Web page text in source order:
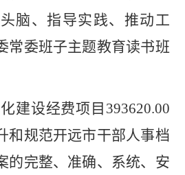
脑、指导实践、推动工
常委班子主题教育读书班
建设经费项目 393620.00
和规范开远市干部人事档
的完整、准确、系统、安